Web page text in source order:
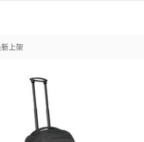
上架